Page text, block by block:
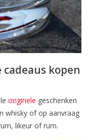
kopen
originele geschenken
whisky of op aanvraag
likeur of rum.